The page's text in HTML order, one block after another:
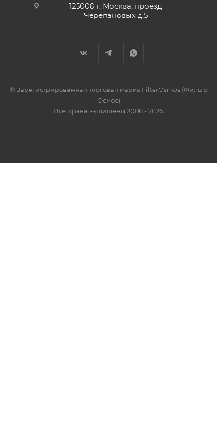
125008 г. Москва, проезд
Черепановых д.5
® Зарегистрированная торговая марка FilterOsmos (Фильтр
Осмос)
Все права защищены 2008 - 2026